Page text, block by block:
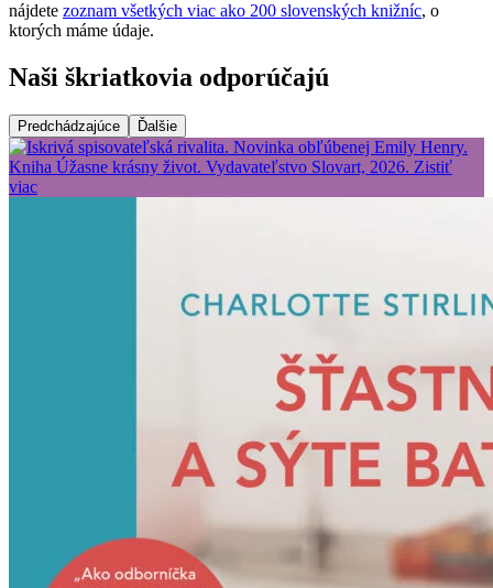
nájdete zoznam všetkých viac ako 200 slovenských knižníc, o
ktorých máme údaje.
Naši škriatkovia odporúčajú
Predchádzajúce Ďalšie